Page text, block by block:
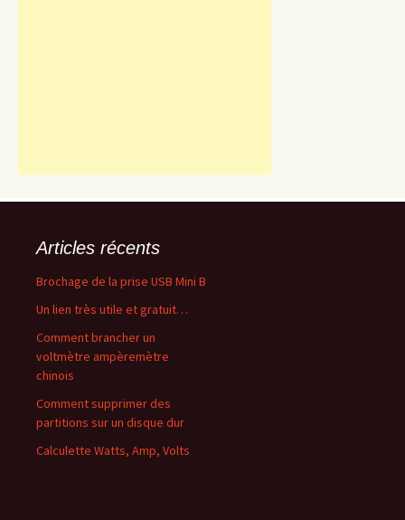
Articles récents
Brochage de la prise USB Mini B
Un lien très utile et gratuit…
Comment brancher un
voltmètre ampèremètre
chinois
Comment supprimer des
partitions sur un disque dur
Calculette Watts, Amp, Volts